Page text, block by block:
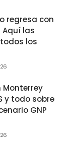
regresa con
Aquí las
los
Monterrey
y todo sobre
GNP